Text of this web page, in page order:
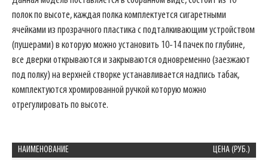
полок по высоте, каждая полка комплектуется сигаретными
ячейками из прозрачного пластика с подталкивающим устройством
(пушерами) в которую можно установить 10-14 пачек по глубине,
все дверки открываются и закрываются одновременно (заезжают
под полку) на верхней створке устанавливается надпись табак,
комплектуются хромированной ручкой которую можно
отрегулировать по высоте.
НАИМЕНОВАНИЕ
ЦЕНА (РУБ.)